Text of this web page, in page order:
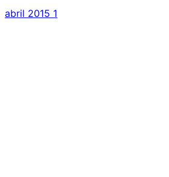
abril 2015 1